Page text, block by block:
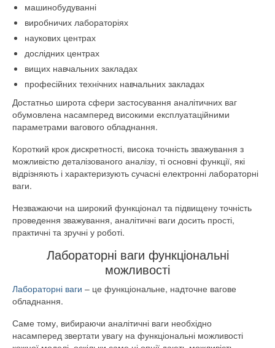
машинобудуванні
виробничих лабораторіях
наукових центрах
дослідних центрах
вищих навчальних закладах
професійних технічних навчальних закладах
Достатньо широта сфери застосування аналітичних ваг
обумовлена ​​насамперед високими експлуатаційними
параметрами вагового обладнання.
Короткий крок дискретності, висока точність зважування з
можливістю деталізованого аналізу, ті основні функції, які
відрізняють і характеризують сучасні електронні лабораторні
ваги.
Незважаючи на широкий функціонал та підвищену точність
проведення зважування, аналітичні ваги досить прості,
практичні та зручні у роботі.
Лабораторні ваги функціональні
можливості
Лабораторні ваги – це функціональне, надточне вагове
обладнання.
Саме тому, вибираючи аналітичні ваги необхідно
насамперед звертати увагу на функціональні можливості